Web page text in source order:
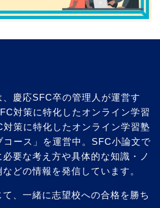
、慶応SFC卒の管理人が運営す
対策に特化したオンライン学習
対策に特化したオンライン学習塾
コース」を運営中。SFC小論文で
要な考え方や具体的な知識・ノ
どの情報を発信しています。
、一緒に志望校への合格を勝ち